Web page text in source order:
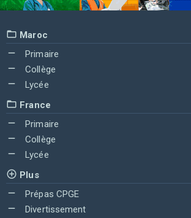
Maroc
Primaire
Collège
Lycée
France
Primaire
Collège
Lycée
Plus
Prépas CPGE
Divertissement